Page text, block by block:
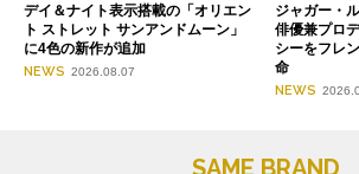
デイ＆ナイト表示搭載の「オリエン
ト ストレット サンアンドムーン」
に4色の新作が追加
NEWS 2026.08.07
ジャガー・
俳優兼プロ
シーをフレ
命
NEWS
SAME BRAND